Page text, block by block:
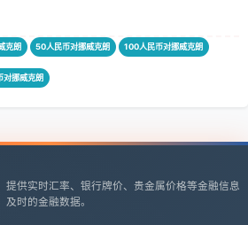
克朗 50人民币对挪威克朗 100人民币对挪威克朗
挪威克朗
提供实时汇率、银行牌价、贵金属价格等金融信息
时的金融数据。